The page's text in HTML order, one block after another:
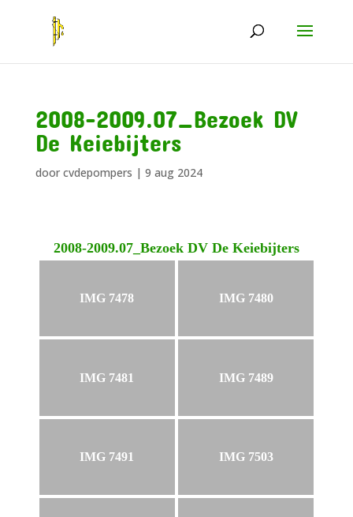
2008-2009.07_Bezoek DV
De Keiebijters
door cvdepompers | 9 aug 2024
2008-2009.07_Bezoek DV De Keiebijters
IMG 7478 IMG 7480
IMG 7481 IMG 7489
IMG 7491 IMG 7503